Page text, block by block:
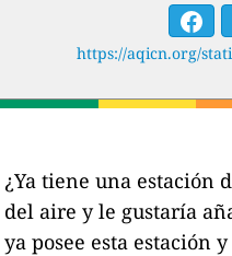
https://aqicn.org/
¿Ya tiene una estación
del aire y le gustaría
ya posee esta estación